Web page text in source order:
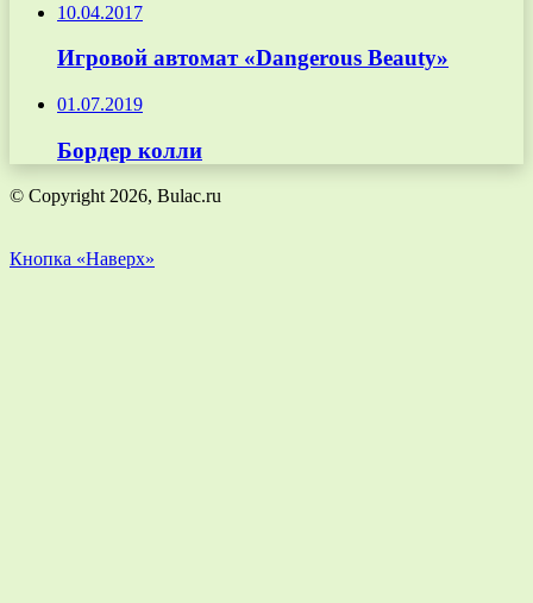
10.04.2017
Игровой автомат «Dangerous Beauty»
01.07.2019
Бордер колли
© Copyright 2026, Bulac.ru
Кнопка «Наверх»